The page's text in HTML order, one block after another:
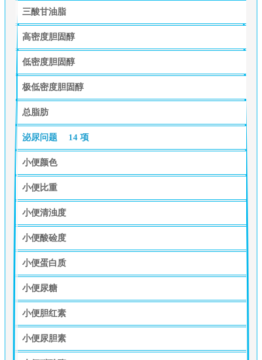
三酸甘油脂
高密度胆固醇
低密度胆固醇
极低密度胆固醇
总脂肪
泌尿问题 14 项
小便颜色
小便比重
小便清浊度
小便酸硷度
小便蛋白质
小便尿糖
小便胆红素
小便尿胆素